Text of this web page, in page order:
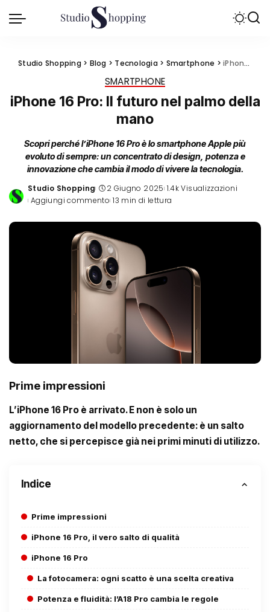
Studio Shopping > Blog > Tecnologia > Smartphone >iPhone 16 Pro: Il futuro nel palmo della mano
SMARTPHONE
iPhone 16 Pro: Il futuro nel palmo della
mano
Scopri perché l’iPhone 16 Pro è lo smartphone Apple più
evoluto di sempre: un concentrato di design, potenza e
innovazione che cambia il modo di vivere la tecnologia.
Posted
by
Studio Shopping 2 Giugno 2025 1.4k Visualizzazioni
Aggiungi commento 13 min di lettura
Prime impressioni
L’iPhone 16 Pro è arrivato. E non è solo un
aggiornamento del modello precedente: è un salto
netto, che si percepisce già nei primi minuti di utilizzo.
Indice
Prime impressioni
iPhone 16 Pro, il vero salto di qualità
iPhone 16 Pro
La fotocamera: ogni scatto è una scelta creativa
Potenza e fluidità: l’A18 Pro cambia le regole